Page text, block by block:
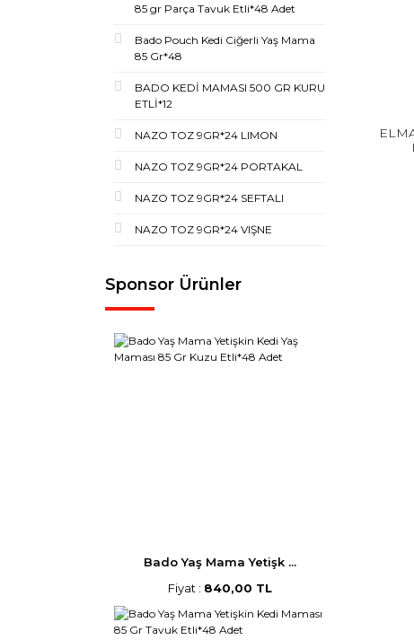
85 gr Parça Tavuk Etli*48 Adet
Bado Pouch Kedi Ciğerli Yaş Mama
85 Gr*48
BADO KEDİ MAMASI 500 GR KURU
ETLİ*12
NAZO TOZ 9GR*24 LIMON
NAZO TOZ 9GR*24 PORTAKAL
NAZO TOZ 9GR*24 SEFTALI
NAZO TOZ 9GR*24 VIŞNE
Sponsor Ürünler
Bado Yaş Mama Yetişk ...
Fiyat : 840,00 TL